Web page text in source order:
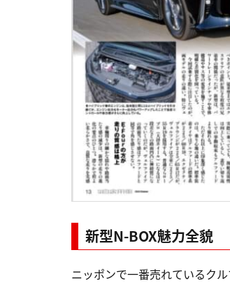
新型N-BOX魅力全貌
ニッポンで一番売れているク